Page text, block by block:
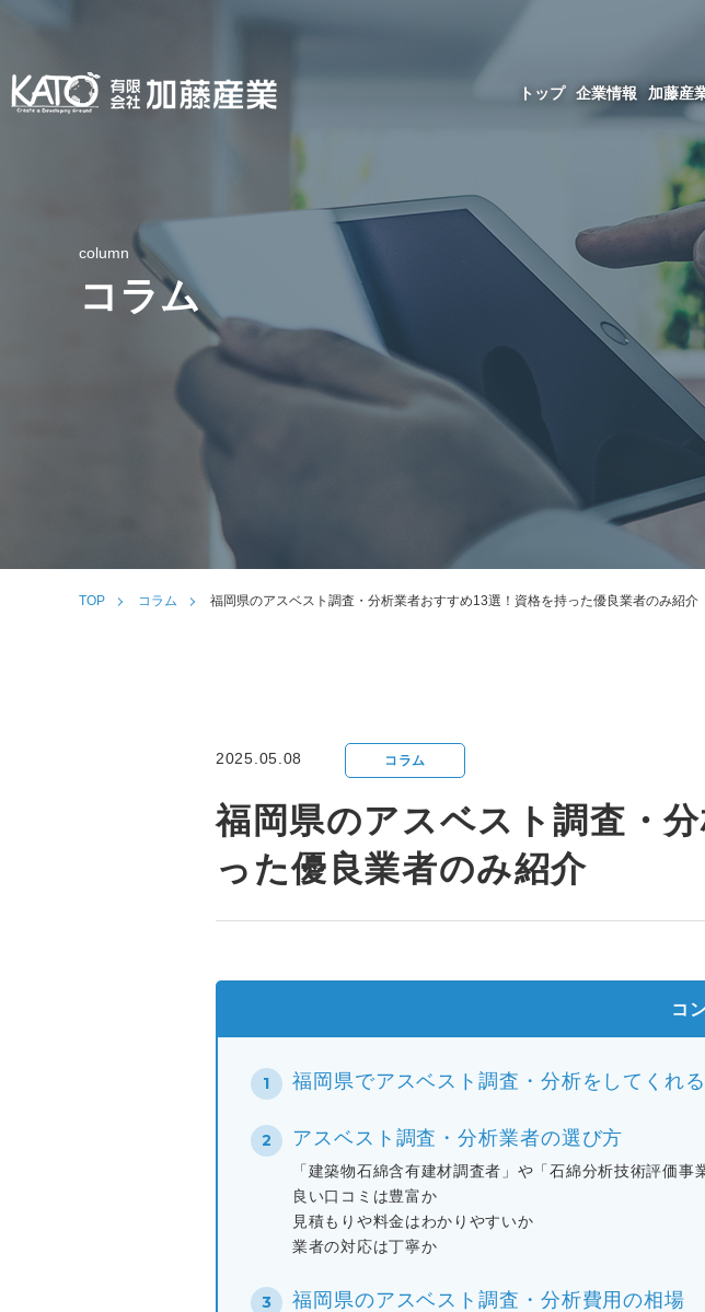
トップ 企業情報 加藤産
column
コラム
TOP コラム 福岡県のアスベスト調査・分析業者おすすめ13選！資格を持った優良業者のみ紹介
2025.05.08 コラム
福岡県のアスベスト調査・
った優良業者のみ紹介
コ
福岡県でアスベスト調査・分析をしてくれ
アスベスト調査・分析業者の選び方
「建築物石綿含有建材調査者」や「石綿分析技術評価
良い口コミは豊富か
見積もりや料金はわかりやすいか
業者の対応は丁寧か
福岡県のアスベスト調査・分析費用の相場